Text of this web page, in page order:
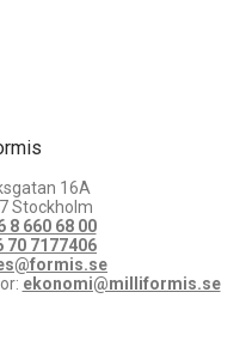
16A
Stockholm
8 660 68 00
70 7177406
ekonomi@milliformis.se